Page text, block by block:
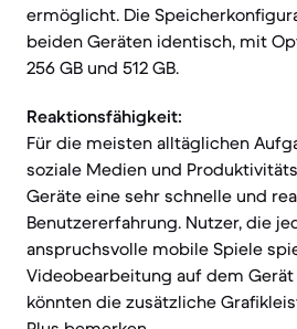
ermöglicht. Die
beiden Geräten identisch, mit
256 GB und 512 GB.
Reaktionsfähigkeit:
Für die meisten alltäglichen
soziale Medien und
Geräte eine sehr schnelle und
Benutzererfahrung. Nutzer, die
anspruchsvolle mobile Spiele
Videobearbeitung auf dem
könnten die zusätzliche